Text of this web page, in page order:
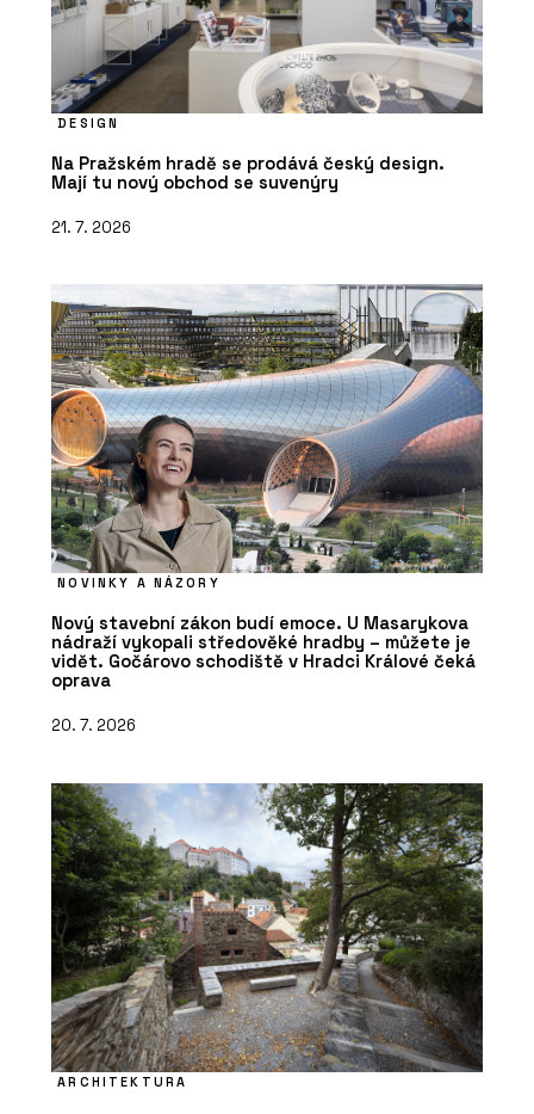
DESIGN
Na Pražském hradě se prodává český design.
Mají tu nový obchod se suvenýry
21. 7. 2026
NOVINKY A NÁZORY
Nový stavební zákon budí emoce. U Masarykova
nádraží vykopali středověké hradby – můžete je
vidět. Gočárovo schodiště v Hradci Králové čeká
oprava
20. 7. 2026
ARCHITEKTURA